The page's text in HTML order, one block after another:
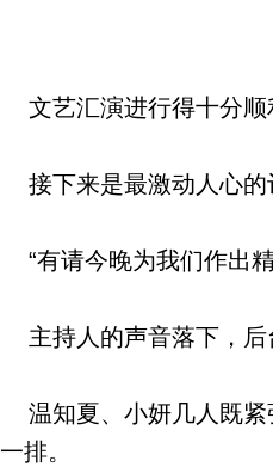
文艺汇演进行得十分顺
接下来是最激动人心的
“有请今晚为我们作出
主持人的声音落下，后
温知夏、小妍几人既紧
一排。